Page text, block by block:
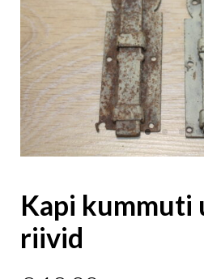
Kapi kummuti
riivid